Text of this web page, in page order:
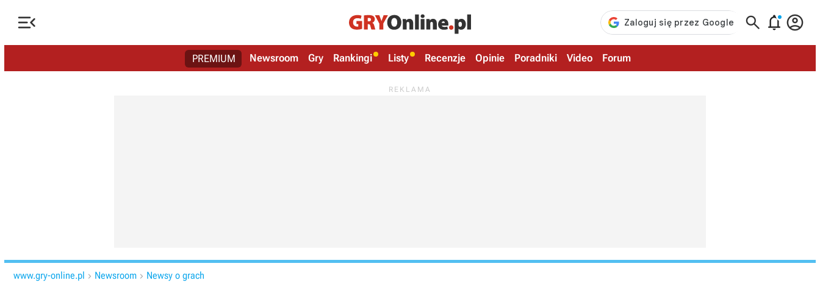
   
PREMIUM Newsroom Gry Rankingi Listy Recenzje Opinie Poradniki Video Forum
www.gry-online.pl  Newsroom  Newsy o grach